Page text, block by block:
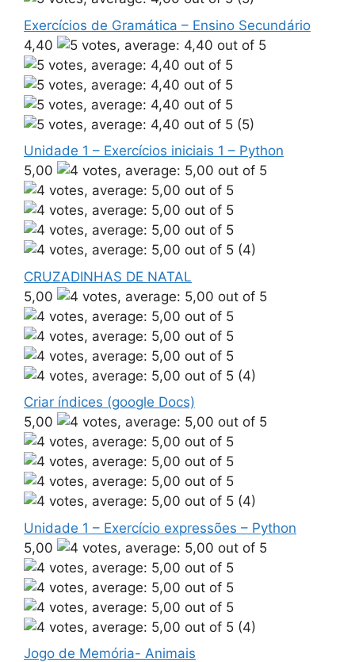
Exercícios de Gramática – Ensino Secundário
4,40
(5)
Unidade 1 – Exercícios iniciais 1 – Python
5,00
(4)
CRUZADINHAS DE NATAL
5,00
(4)
Criar índices (google Docs)
5,00
(4)
Unidade 1 – Exercício expressões – Python
5,00
(4)
Jogo de Memória- Animais